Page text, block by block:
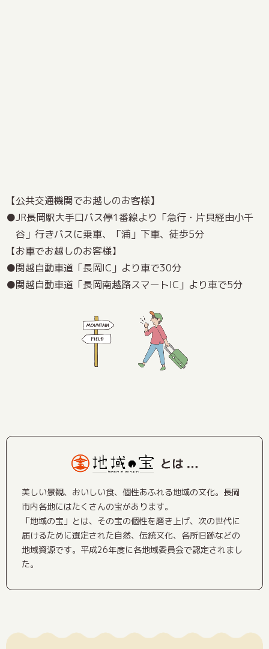
【公共交通機関でお越しのお客様】
JR長岡駅大手口バス停1番線より「急行・片貝経由小千
谷」行きバスに乗車、「浦」下車、徒歩5分
【お車でお越しのお客様】
関越自動車道「長岡IC」より車で30分
関越自動車道「長岡南越路スマートIC」より車で5分
美しい景観、おいしい食、個性あふれる地域の文化。長岡
市内各地にはたくさんの宝があります。
「地域の宝」とは、その宝の個性を磨き上げ、次の世代に
届けるために選定された自然、伝統文化、各所旧跡などの
地域資源です。平成26年度に各地域委員会で認定されまし
た。